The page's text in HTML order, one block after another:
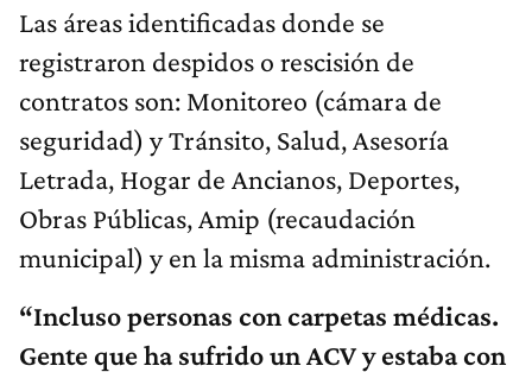
Las áreas identificadas donde se
registraron despidos o rescisión de
contratos son: Monitoreo (cámara de
seguridad) y Tránsito, Salud, Asesoría
Letrada, Hogar de Ancianos, Deportes,
Obras Públicas, Amip (recaudación
municipal) y en la misma administración.
“Incluso personas con carpetas médicas.
Gente que ha sufrido un ACV y estaba con